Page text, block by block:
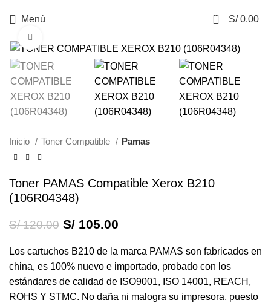
Menú 0 S/0.00
Inicio Toner Compatible Pamas
Toner PAMAS Compatible Xerox B210
(106R04348)
S/120.00 S/ 105.00
Los cartuchos B210 de la marca PAMAS son fabricados en
china, es 100% nuevo e importado, probado con los
estándares de calidad de ISO9001, ISO 14001, REACH,
ROHS Y STMC. No daña ni malogra su impresora, puesto